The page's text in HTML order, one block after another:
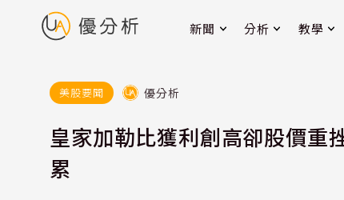
新聞 分析 教學
美股要聞 優分析
皇家加勒比獲利創高卻股價
累